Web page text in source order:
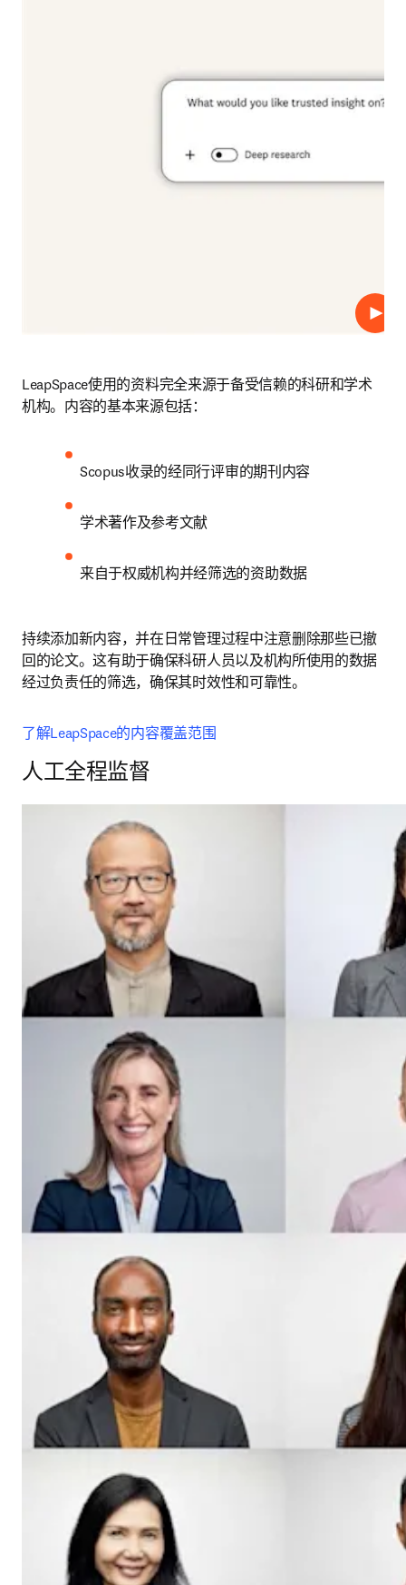
播放
LeapSpace使用的资料完全来源于备受信赖的科研和学术
机构。内容的基本来源包括：
Scopus收录的经同行评审的期刊内容
学术著作及参考文献
来自于权威机构并经筛选的资助数据
持续添加新内容，并在日常管理过程中注意删除那些已撤
回的论文。这有助于确保科研人员以及机构所使用的数据
经过负责任的筛选，确保其时效性和可靠性。
了解LeapSpace的内容覆盖范围
人工全程监督